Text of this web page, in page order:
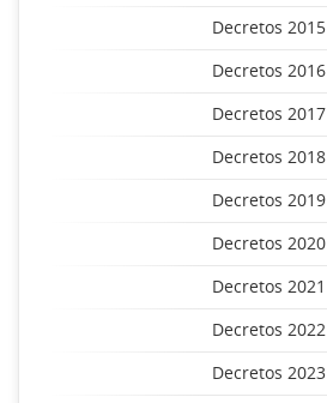
Decretos 2015
Decretos 2016
Decretos 2017
Decretos 2018
Decretos 2019
Decretos 2020
Decretos 2021
Decretos 2022
Decretos 2023